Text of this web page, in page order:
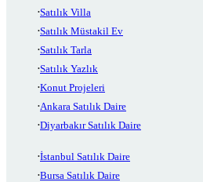
Satılık Villa
Satılık Müstakil Ev
Satılık Tarla
Satılık Yazlık
Konut Projeleri
Ankara Satılık Daire
Diyarbakır Satılık Daire
İstanbul Satılık Daire
Bursa Satılık Daire